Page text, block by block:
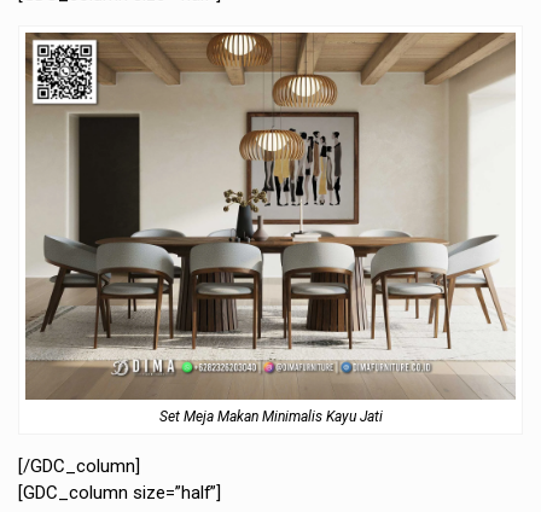
Set Meja Makan Minimalis Kayu Jati
[/GDC_column]
[GDC_column size=”half”]